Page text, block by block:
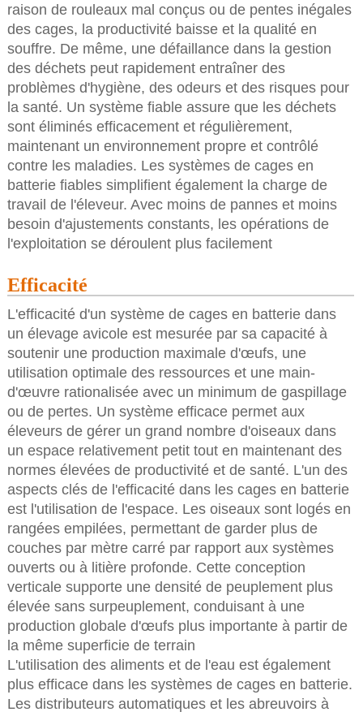
raison de rouleaux mal conçus ou de pentes inégales
des cages, la productivité baisse et la qualité en
souffre. De même, une défaillance dans la gestion
des déchets peut rapidement entraîner des
problèmes d'hygiène, des odeurs et des risques pour
la santé. Un système fiable assure que les déchets
sont éliminés efficacement et régulièrement,
maintenant un environnement propre et contrôlé
contre les maladies. Les systèmes de cages en
batterie fiables simplifient également la charge de
travail de l'éleveur. Avec moins de pannes et moins
besoin d'ajustements constants, les opérations de
l'exploitation se déroulent plus facilement
Efficacité
L'efficacité d'un système de cages en batterie dans
un élevage avicole est mesurée par sa capacité à
soutenir une production maximale d'œufs, une
utilisation optimale des ressources et une main-
d'œuvre rationalisée avec un minimum de gaspillage
ou de pertes. Un système efficace permet aux
éleveurs de gérer un grand nombre d'oiseaux dans
un espace relativement petit tout en maintenant des
normes élevées de productivité et de santé. L'un des
aspects clés de l'efficacité dans les cages en batterie
est l'utilisation de l'espace. Les oiseaux sont logés en
rangées empilées, permettant de garder plus de
couches par mètre carré par rapport aux systèmes
ouverts ou à litière profonde. Cette conception
verticale supporte une densité de peuplement plus
élevée sans surpeuplement, conduisant à une
production globale d'œufs plus importante à partir de
la même superficie de terrain
L'utilisation des aliments et de l'eau est également
plus efficace dans les systèmes de cages en batterie.
Les distributeurs automatiques et les abreuvoirs à